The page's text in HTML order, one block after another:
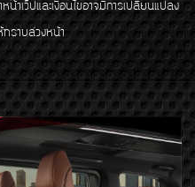
าเว็ปและเงื่อนไขอาจมีการเปลี่ยนแปลง
ทราบล่วงหน้า